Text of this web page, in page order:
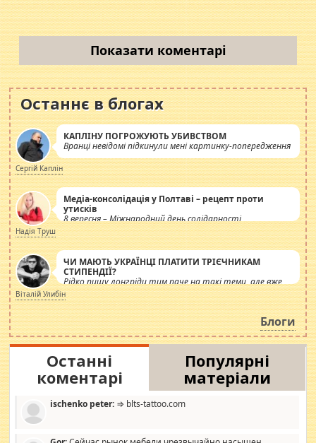
Показати коментарі
Останнє в блогах
КАПЛІНУ ПОГРОЖУЮТЬ УБИВСТВОМ
Вранці невідомі підкинули мені картинку-попередження
Сергій Каплін
Медіа-консолідація у Полтаві – рецепт проти
утисків
8 вересня – Міжнародний день солідарності
журналістів.
Надія Труш
ЧИ МАЮТЬ УКРАЇНЦІ ПЛАТИТИ ТРІЄЧНИКАМ
СТИПЕНДІЇ?
Рідко пишу лонгріди тим паче на такі теми, але вже
просто дістало! Обурюють сьогоднішні інсенуації
навколо стипендіального питання. Штучно
роздувається ще одна соціальна катастрофа.
Віталій Улибін
Блоги
Останні
коментарі
Популярні
матеріали
ischenko peter: ⇒ blts-tattoo.com